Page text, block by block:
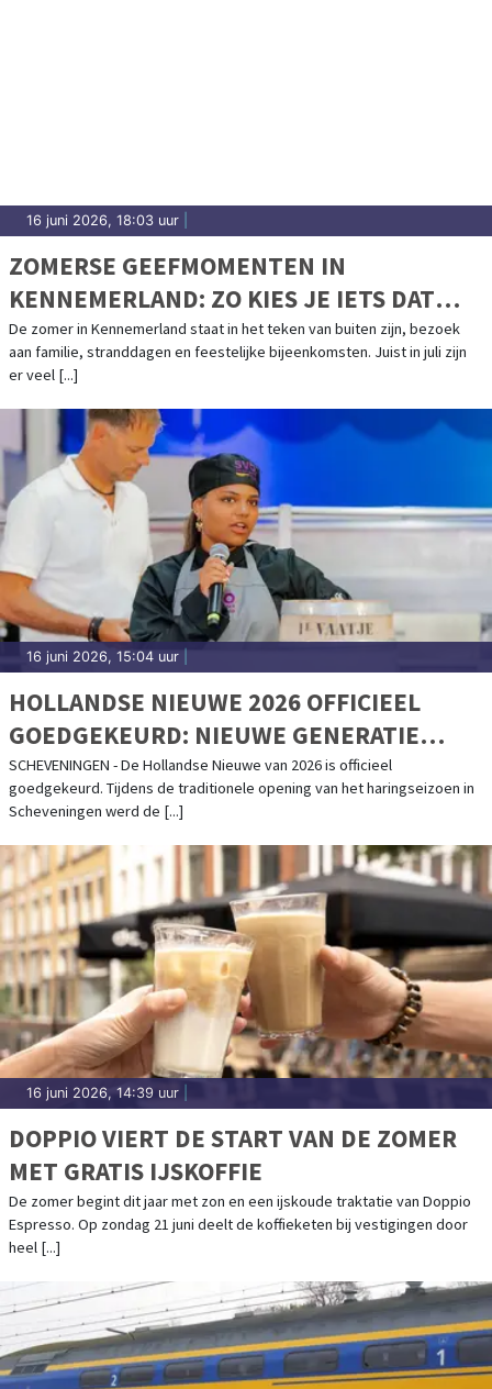
16 juni 2026, 18:03 uur
ZOMERSE GEEFMOMENTEN IN
KENNEMERLAND: ZO KIES JE IETS DAT
ECHT PAST
De zomer in Kennemerland staat in het teken van buiten zijn, bezoek
aan familie, stranddagen en feestelijke bijeenkomsten. Juist in juli zijn
er veel [...]
16 juni 2026, 15:04 uur
HOLLANDSE NIEUWE 2026 OFFICIEEL
GOEDGEKEURD: NIEUWE GENERATIE
GEEFT STARTSEIN VOOR HARINGSEIZOEN
SCHEVENINGEN - De Hollandse Nieuwe van 2026 is officieel
goedgekeurd. Tijdens de traditionele opening van het haringseizoen in
Scheveningen werd de [...]
16 juni 2026, 14:39 uur
DOPPIO VIERT DE START VAN DE ZOMER
MET GRATIS IJSKOFFIE
De zomer begint dit jaar met zon en een ijskoude traktatie van Doppio
Espresso. Op zondag 21 juni deelt de koffieketen bij vestigingen door
heel [...]